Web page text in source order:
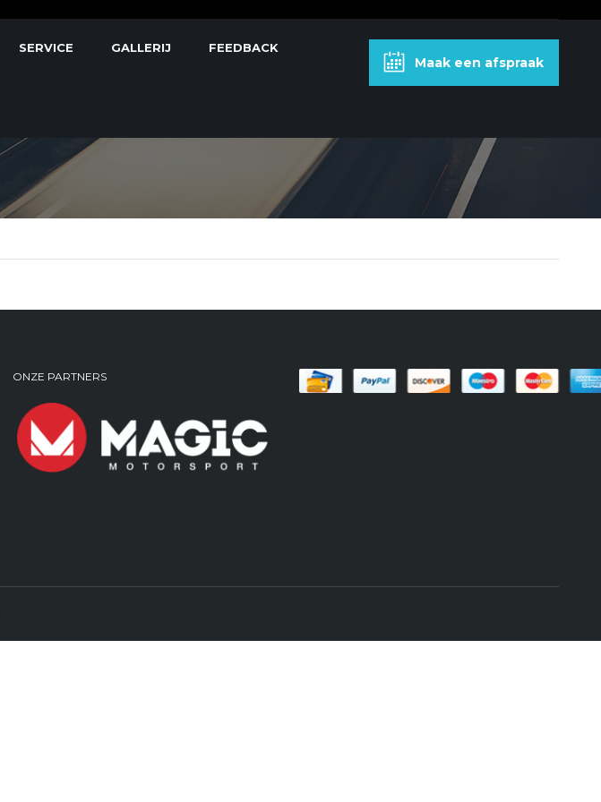
Maak een afspraak
SERVICE GALLERIJ FEEDBACK
ONZE PARTNERS